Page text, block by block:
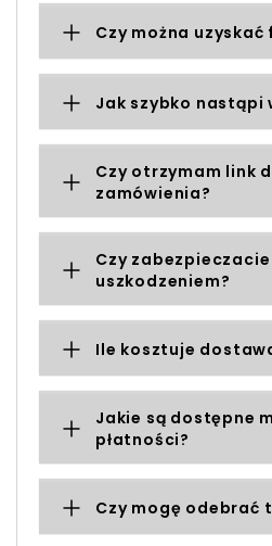
Czy można uzyskać
Jak szybko nastąpi
Czy otrzymam link
zamówienia?
Czy
uszkodzeniem?
Ile kosztuje
Jakie są dostępne
płatności?
Czy mogę odebrać